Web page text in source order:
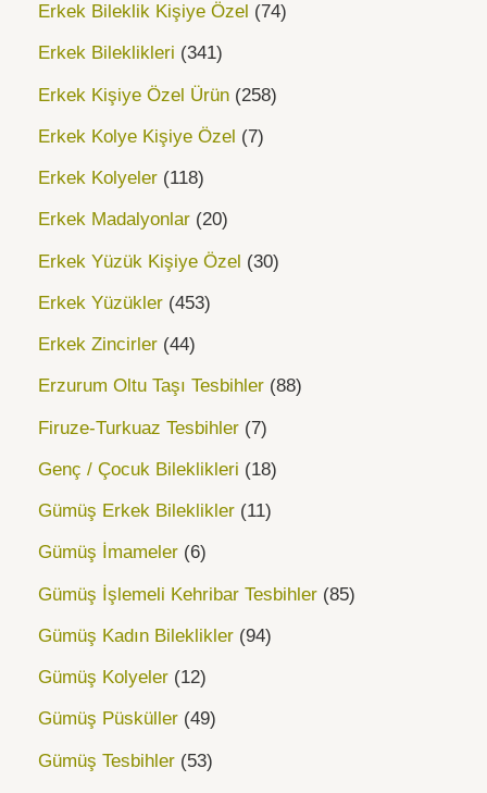
Erkek Bileklik Kişiye Özel 74
Erkek Bileklikleri 341
Erkek Kişiye Özel Ürün 258
Erkek Kolye Kişiye Özel 7
Erkek Kolyeler 118
Erkek Madalyonlar 20
Erkek Yüzük Kişiye Özel 30
Erkek Yüzükler 453
Erkek Zincirler 44
Erzurum Oltu Taşı Tesbihler 88
Firuze-Turkuaz Tesbihler 7
Genç / Çocuk Bileklikleri 18
Gümüş Erkek Bileklikler 11
Gümüş İmameler 6
Gümüş İşlemeli Kehribar Tesbihler 85
Gümüş Kadın Bileklikler 94
Gümüş Kolyeler 12
Gümüş Püsküller 49
Gümüş Tesbihler 53